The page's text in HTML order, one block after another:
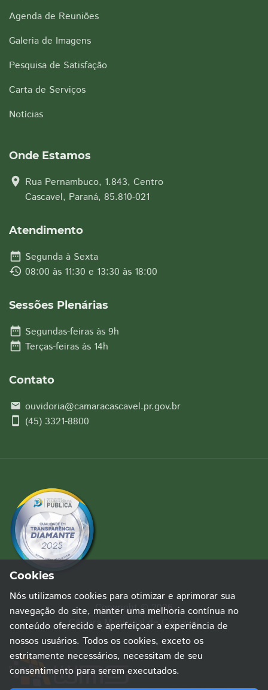
Agenda de Reuniões
Galeria de Imagens
Pesquisa de Satisfação
Carta de Serviços
Notícias
Onde Estamos
location_on Rua Pernambuco, 1.843, Centro
Cascavel, Paraná, 85.810-021
Atendimento
date_range Segunda à Sexta
history 08:00 às 11:30 e 13:30 às 18:00
Sessões Plenárias
date_range Segundas-feiras às 9h
date_range Terças-feiras às 14h
Contato
email ouvidoria@camaracascavel.pr.gov.br
smartphone (45) 3321-8800
Copyright © 2026
Câmara Municipal de Cascavel
Cookies
Nós utilizamos cookies para otimizar e aprimorar sua
navegação do site, manter uma melhoria contínua no
conteúdo oferecido e aperfeiçoar a experiência de
nossos usuários. Todos os cookies, exceto os
estritamente necessários, necessitam de seu
consentimento para serem executados.